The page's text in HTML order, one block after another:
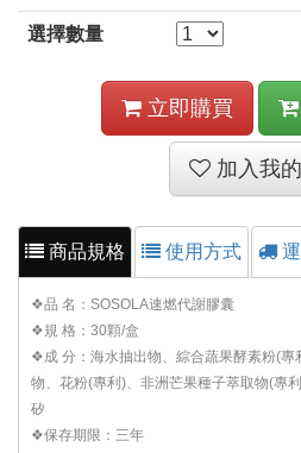
選擇數量
立即購買
加入我
商品規格 使用方式 運
❖品 名：SOSOLA速燃代謝膠囊
❖規 格：30顆/盒
❖成 分：海水抽出物、綜合蔬果酵素粉(專
物、花粉(專利)、非洲芒果種子萃取物(專
矽
❖保存期限：三年